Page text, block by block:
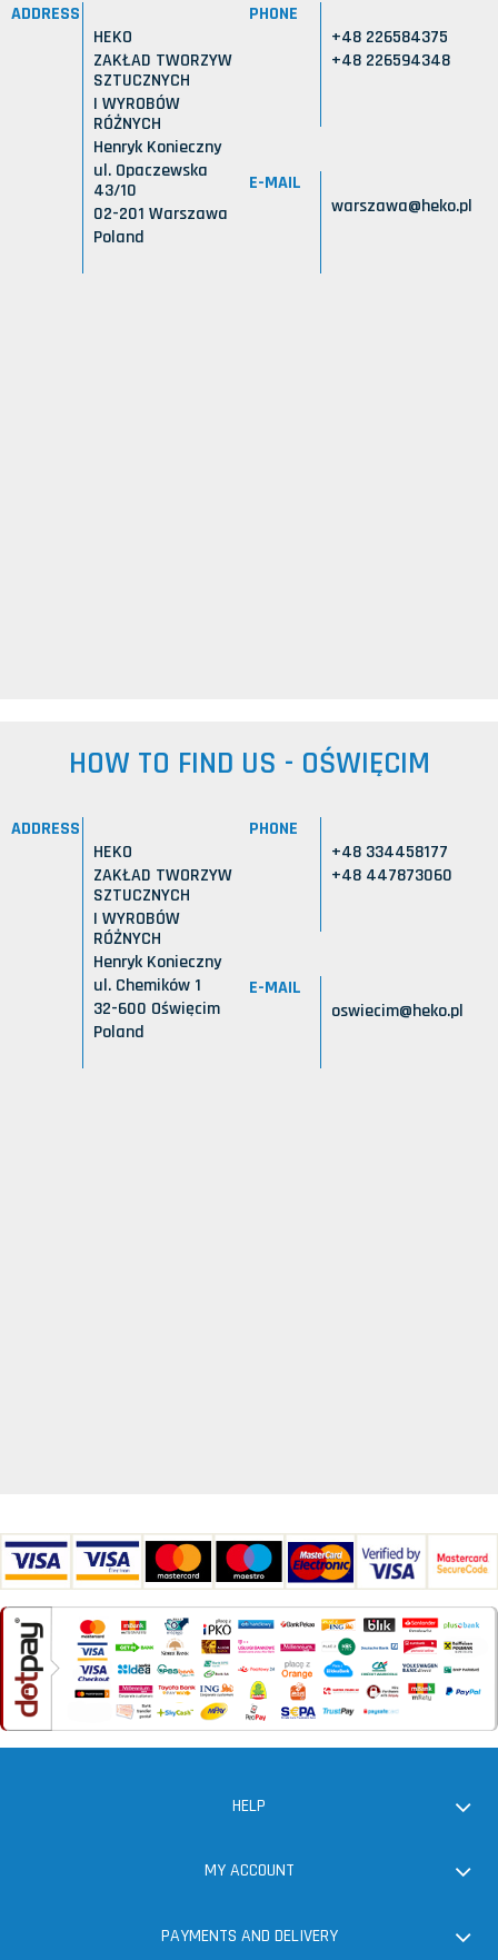
ADDRESS
HEKO
ZAKŁAD TWORZYW
SZTUCZNYCH
I WYROBÓW
RÓŻNYCH
Henryk Konieczny
ul. Opaczewska
43/10
02-201 Warszawa
Poland
PHONE
+48 226584375
+48 226594348
E-MAIL
warszawa@heko.pl
HOW TO FIND US - OŚWIĘCIM
ADDRESS
HEKO
ZAKŁAD TWORZYW
SZTUCZNYCH
I WYROBÓW
RÓŻNYCH
Henryk Konieczny
ul. Chemików 1
32-600 Oświęcim
Poland
PHONE
+48 334458177
+48 447873060
E-MAIL
oswiecim@heko.pl
HELP
MY ACCOUNT
PAYMENTS AND DELIVERY